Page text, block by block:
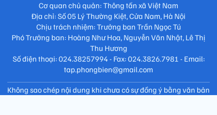
Cơ quan chủ quản: Thông tấn xã Việt Nam
Địa chỉ: Số 05 Lý Thường Kiệt, Cửa Nam, Hà Nội
Chịu trách nhiệm: Trưởng ban Trần Ngọc Tú
Phó Trưởng ban: Hoàng Như Hoa, Nguyễn Văn Nhật, Lê Thị
Thu Hương
Số điện thoại: 024.38257994 - Fax: 024.3826.7981 - Email:
tap.phongbien@gmail.com
Không sao chép nội dung khi chưa có sự đồng ý bằng văn bản